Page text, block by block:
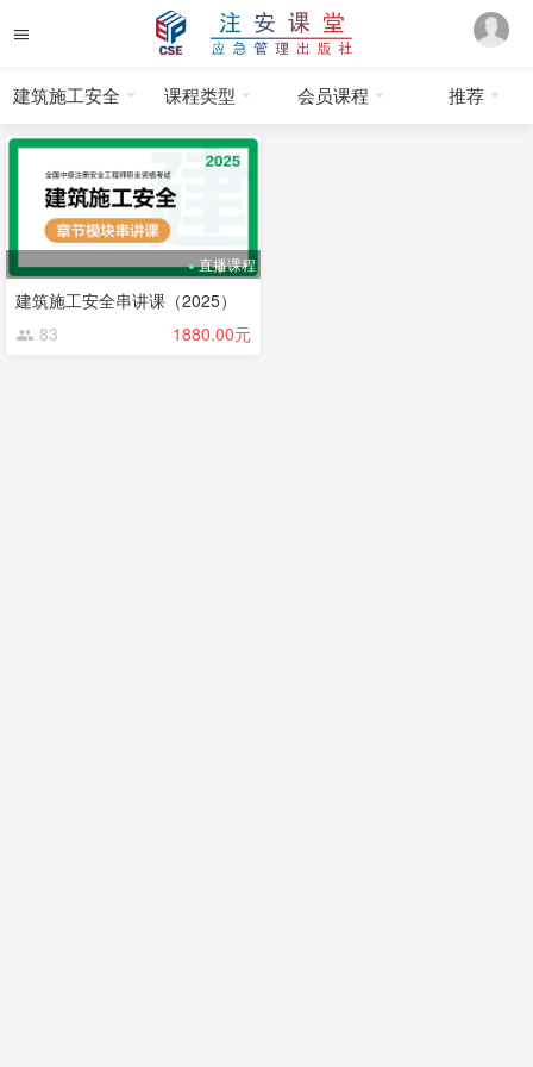
建筑施工安全 课程类型 会员课程 推荐
直播课程
建筑施工安全串讲课（2025）
83
1880.00元